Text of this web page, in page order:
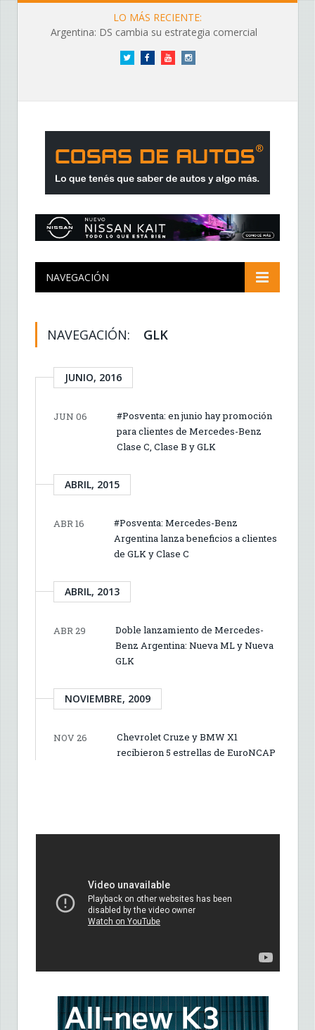
LO MÁS RECIENTE:
Argentina: DS cambia su estrategia comercial
Twitter FacebookYouTubeInstagram
NAVEGACIÓN
NAVEGACIÓN: GLK
JUNIO, 2016
JUN 06
#Posventa: en junio hay promoción
para clientes de Mercedes-Benz
Clase C, Clase B y GLK
ABRIL, 2015
ABR 16
#Posventa: Mercedes-Benz
Argentina lanza beneficios a clientes
de GLK y Clase C
ABRIL, 2013
ABR 29
Doble lanzamiento de Mercedes-
Benz Argentina: Nueva ML y Nueva
GLK
NOVIEMBRE, 2009
NOV 26
Chevrolet Cruze y BMW X1
recibieron 5 estrellas de EuroNCAP